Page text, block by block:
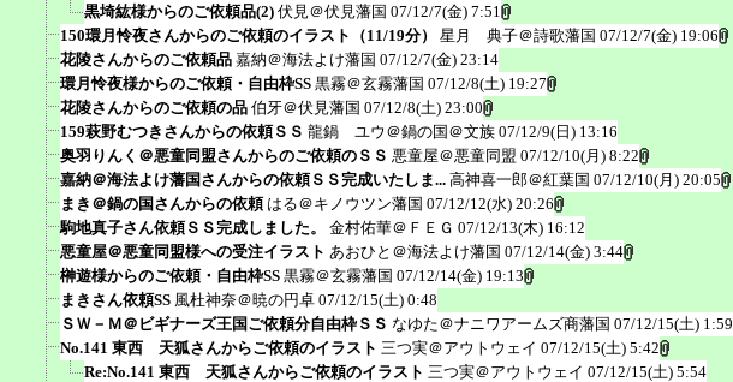
黒埼紘様からのご依頼品(2) 伏見＠伏見藩国 07/12/7(金) 7:51
150環月怜夜さんからのご依頼のイラスト（11/19分）
星月 典子＠詩歌藩国 07/12/7(金) 19:06
花陵さんからのご依頼品 嘉納＠海法よけ藩国 07/12/7(金) 23:14
環月怜夜様からのご依頼・自由枠SS 黒霧＠玄霧藩国 07/12/8(土) 19:27
花陵さんからのご依頼の品 伯牙＠伏見藩国 07/12/8(土) 23:00
159萩野むつきさんからの依頼ＳＳ 龍鍋 ユウ＠鍋の国＠文族 07/12/9(日) 13:16
奥羽りんく＠悪童同盟さんからのご依頼のＳＳ 悪童屋＠悪童同盟 07/12/10(月) 8:22
嘉納＠海法よけ藩国さんからの依頼ＳＳ完成いたしま... 高神喜一郎＠紅葉国 07/12/10(月) 20:05
まき＠鍋の国さんからの依頼 はる＠キノウツン藩国 07/12/12(水) 20:26
駒地真子さん依頼ＳＳ完成しました。
金村佑華＠ＦＥＧ 07/12/13(木) 16:12
悪童屋＠悪童同盟様への受注イラスト あおひと＠海法よけ藩国 07/12/14(金) 3:44
榊遊様からのご依頼・自由枠SS 黒霧＠玄霧藩国 07/12/14(金) 19:13
まきさん依頼SS 風杜神奈＠暁の円卓 07/12/15(土) 0:48
ＳＷ－Ｍ＠ビギナーズ王国ご依頼分自由枠ＳＳ なゆた＠ナニワアームズ商藩国 07/12/15(土) 1:59
No.141 東西 天狐さんからご依頼のイラスト 三つ実＠アウトウェイ 07/12/15(土) 5:42
Re:No.141 東西 天狐さんからご依頼のイラスト 三つ実＠アウトウェイ 07/12/15(土) 5:54